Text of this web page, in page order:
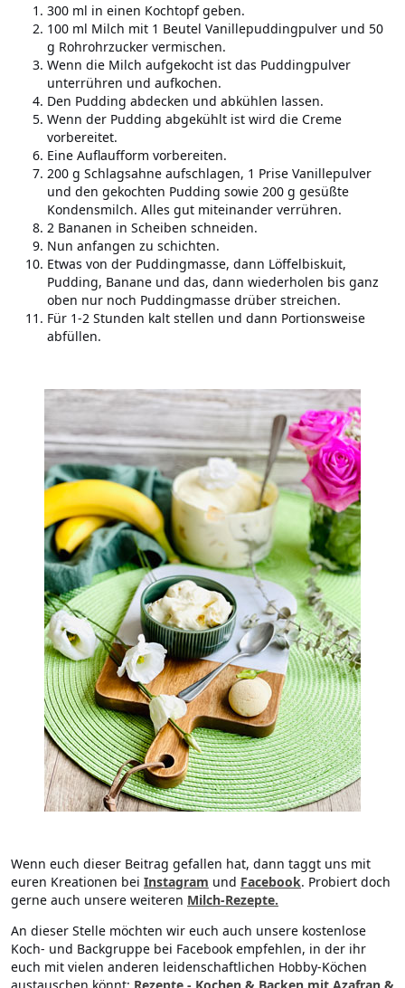
300 ml in einen Kochtopf geben.
100 ml Milch mit 1 Beutel Vanillepuddingpulver und 50
g Rohrohrzucker vermischen.
Wenn die Milch aufgekocht ist das Puddingpulver
unterrühren und aufkochen.
Den Pudding abdecken und abkühlen lassen.
Wenn der Pudding abgekühlt ist wird die Creme
vorbereitet.
Eine Auflaufform vorbereiten.
200 g Schlagsahne aufschlagen, 1 Prise Vanillepulver
und den gekochten Pudding sowie 200 g gesüßte
Kondensmilch. Alles gut miteinander verrühren.
2 Bananen in Scheiben schneiden.
Nun anfangen zu schichten.
Etwas von der Puddingmasse, dann Löffelbiskuit,
Pudding, Banane und das, dann wiederholen bis ganz
oben nur noch Puddingmasse drüber streichen.
Für 1-2 Stunden kalt stellen und dann Portionsweise
abfüllen.
Wenn euch dieser Beitrag gefallen hat, dann taggt uns mit
euren Kreationen bei Instagram und Facebook. Probiert doch
gerne auch unsere weiteren Milch-Rezepte.
An dieser Stelle möchten wir euch auch unsere kostenlose
Koch- und Backgruppe bei Facebook empfehlen, in der ihr
euch mit vielen anderen leidenschaftlichen Hobby-Köchen
austauschen könnt: Rezepte - Kochen & Backen mit Azafran &